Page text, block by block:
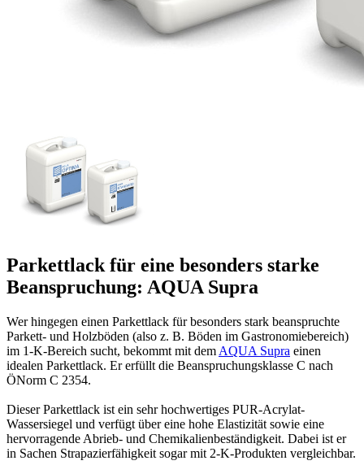
Parkettlack für eine besonders starke
Beanspruchung: AQUA Supra
Wer hingegen einen Parkettlack für besonders stark beanspruchte
Parkett- und Holzböden (also z. B. Böden im Gastronomiebereich)
im 1-K-Bereich sucht, bekommt mit dem AQUA Supra einen
idealen Parkettlack. Er erfüllt die Beanspruchungsklasse C nach
ÖNorm C 2354.
Dieser Parkettlack ist ein sehr hochwertiges PUR-Acrylat-
Wassersiegel und verfügt über eine hohe Elastizität sowie eine
hervorragende Abrieb- und Chemikalienbeständigkeit. Dabei ist er
in Sachen Strapazierfähigkeit sogar mit 2-K-Produkten vergleichbar.